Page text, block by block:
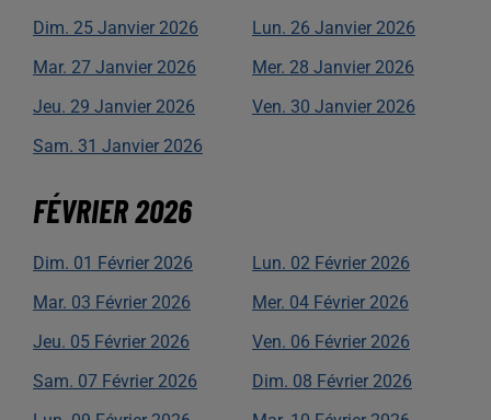
Dim. 25 Janvier 2026 Lun. 26 Janvier 2026
Mar. 27 Janvier 2026 Mer. 28 Janvier 2026
Jeu. 29 Janvier 2026 Ven. 30 Janvier 2026
Sam. 31 Janvier 2026
FÉVRIER2026
Dim. 01 Février 2026 Lun. 02 Février 2026
Mar. 03 Février 2026 Mer. 04 Février 2026
Jeu. 05 Février 2026 Ven. 06 Février 2026
Sam. 07 Février 2026 Dim. 08 Février 2026